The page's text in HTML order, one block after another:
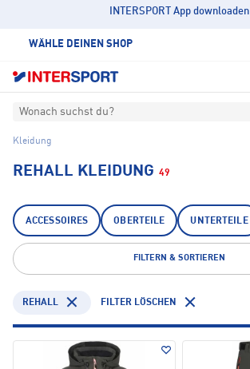
INTERSPORT App downloaden
WÄHLE DEINEN SHOP
Wonach suchst du?
Kleidung
REHALL KLEIDUNG 49
ACCESSOIRES OBERTEILE UNTERTEILE
FILTERN & SORTIEREN
REHALL FILTER LÖSCHEN